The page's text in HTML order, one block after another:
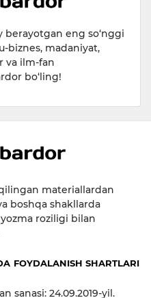
berayotgan eng so‘nggi
biznes, madaniyat,
va ilm-fan
bo‘ling!
qilingan materiallardan
boshqa shakllarda
roziligi bilan
FOYDALANISH SHARTLARI
sanasi: 24.09.2019-yil.